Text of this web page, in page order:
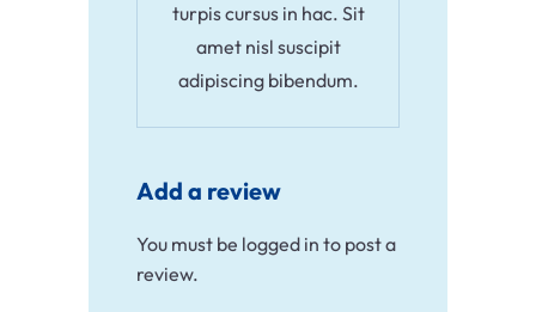
turpis cursus in hac. Sit
amet nisl suscipit
adipiscing bibendum.
Add a review
You must be logged in to post a
review.